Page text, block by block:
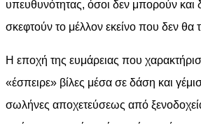
υπευθυνότητας, όσοι δεν μπορούν και
σκεφτούν το μέλλον εκείνο που δεν θα
Η εποχή της ευμάρειας που
«έσπειρε» βίλες μέσα σε δάση και
σωλήνες αποχετεύσεως από